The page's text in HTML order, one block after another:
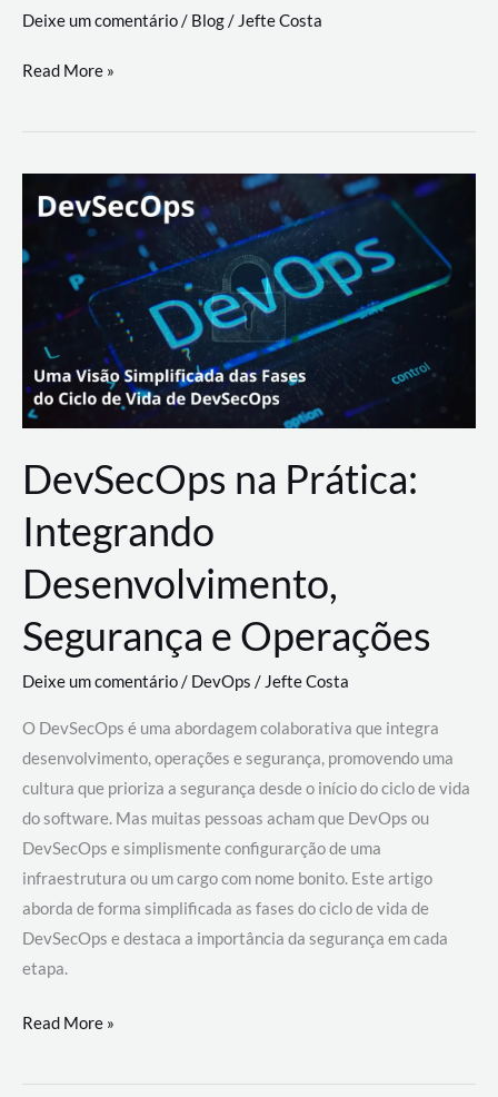
a
workflows
Deixe um comentário/ Blog/ Jefte Costa
teste
palyer
Lance
Rural
Read More »
DevSecOps na Prática:
Integrando
Desenvolvimento,
Segurança e Operações
Deixe um comentário/ DevOps /Jefte Costa
O DevSecOps é uma abordagem colaborativa que integra
desenvolvimento, operações e segurança, promovendo uma
cultura que prioriza a segurança desde o início do ciclo de vida
do software. Mas muitas pessoas acham que DevOps ou
DevSecOps e simplismente configurarção de uma
infraestrutura ou um cargo com nome bonito. Este artigo
aborda de forma simplificada as fases do ciclo de vida de
DevSecOps e destaca a importância da segurança em cada
etapa.
DevSecOps
Prática:
Read More »